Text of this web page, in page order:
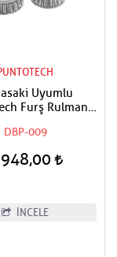
Uyumlu
Furş Rulman
DBP-009
İNCELE